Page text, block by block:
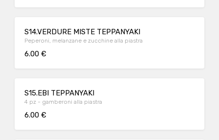
S14.VERDURE MISTE TEPPANYAKI
Peperoni, melanzane e zucchine alla piastra
6.00 €
S15.EBI TEPPANYAKI
4 pz - gamberoni alla piastra
6.00 €